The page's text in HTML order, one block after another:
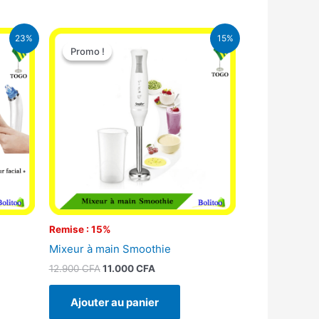
23% 15%
Promo !
Remise : 15%
Promo !
Mixeur à main Smoothie
12.900CFA
Le
prix
initial
12.900 CFA.
11.000CFA
Le
11.000 CFA.
Ajouter au panier